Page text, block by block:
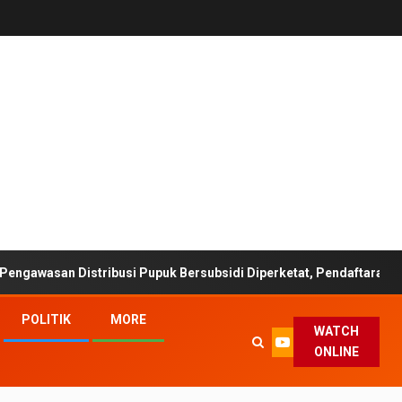
Pupuk Bersubsidi Diperketat, Pendaftaran RDKK
POLITIK
MORE
WATCH
ONLINE